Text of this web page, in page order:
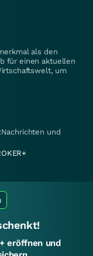
als den
für einen aktuellen
um
und
eröffnen und